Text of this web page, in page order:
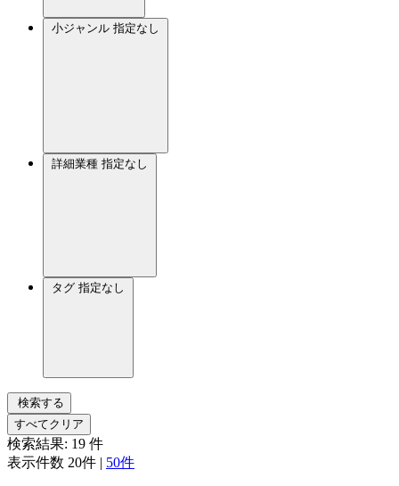
小ジャンル 指定なし
詳細業種 指定なし
タグ 指定なし
検索する
すべてクリア
検索結果: 19 件
表示件数 20件 | 50件